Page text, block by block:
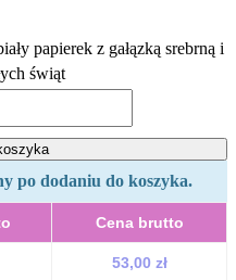
papierek z gałązką srebrną i
świąt
po dodaniu do koszyka.
Cena brutto
53,00 zł